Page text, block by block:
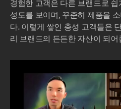
경험한 고객은 다른 브랜드로
성도를 보이며, 꾸준히 제품을
다. 이렇게 쌓인 충성 고객들은
리 브랜드의 든든한 자산이 되어